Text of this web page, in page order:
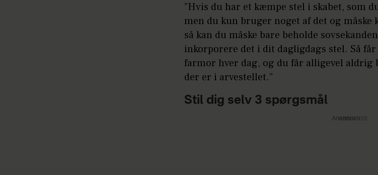
”Hvis du har et kæmpe stel i skabet, som
men du kun bruger noget af det og
så kan du måske bare beholde
inkorporere det i dit dagligdags stel. Så
farmor hver dag, og du får alligevel aldrig
der er i arvestellet.”
Stil dig selv 3 spørgsmål
Annonce